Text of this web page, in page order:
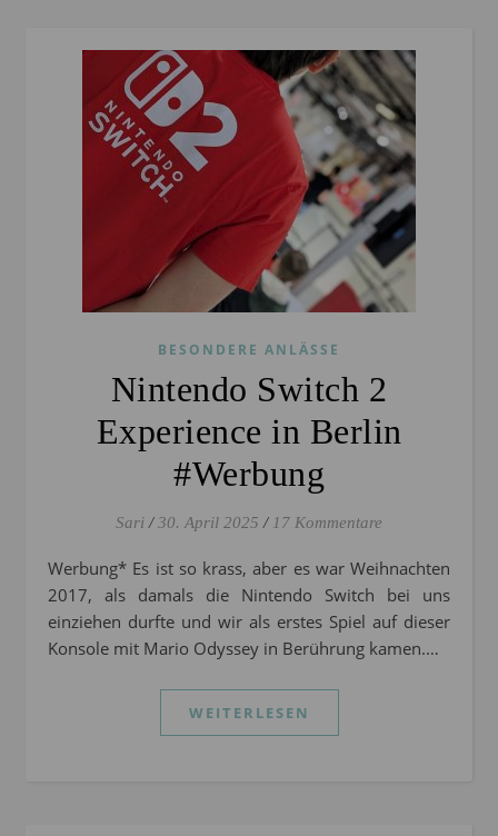
BESONDERE ANLÄSSE
Nintendo Switch 2
Experience in Berlin
#Werbung
Sari / 30. April 2025 / 17 Kommentare
Werbung* Es ist so krass, aber es war Weihnachten
2017, als damals die Nintendo Switch bei uns
einziehen durfte und wir als erstes Spiel auf dieser
Konsole mit Mario Odyssey in Berührung kamen.…
WEITERLESEN